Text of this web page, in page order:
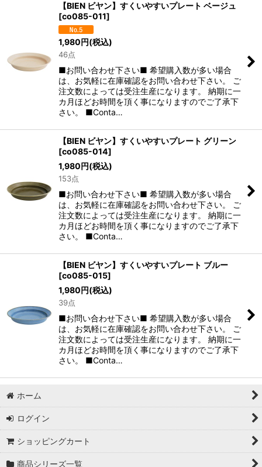
【BIEN ビヤン】すくいやすいプレート ベージュ
[co085-011]
1,980円(税込)
46点
■お問い合わせ下さい■ 希望購入数が多い場合
は、お気軽に在庫確認をお問い合わせ下さい。 ご
注文数によっては受注生産になります。 納期に一
カ月ほどお時間を頂く事になりますのでご了承下
さい。 ■Conta…
【BIEN ビヤン】すくいやすいプレート グリーン
[co085-014]
1,980円(税込)
153点
■お問い合わせ下さい■ 希望購入数が多い場合
は、お気軽に在庫確認をお問い合わせ下さい。 ご
注文数によっては受注生産になります。 納期に一
カ月ほどお時間を頂く事になりますのでご了承下
さい。 ■Conta…
【BIEN ビヤン】すくいやすいプレート ブルー
[co085-015]
1,980円(税込)
39点
■お問い合わせ下さい■ 希望購入数が多い場合
は、お気軽に在庫確認をお問い合わせ下さい。 ご
注文数によっては受注生産になります。 納期に一
カ月ほどお時間を頂く事になりますのでご了承下
さい。 ■Conta…
ホーム
ログイン
ショッピングカート
商品シリーズ一覧